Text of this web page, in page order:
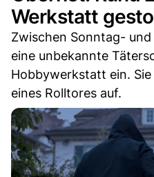
Werkstatt
Zwischen Sonntag-
eine unbekannte
Hobbywerkstatt ein.
eines Rolltores auf.